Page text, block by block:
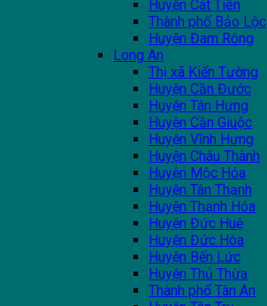
Huyện Cát Tiên
Thành phố Bảo Lộc
Huyện Đam Rông
Long An
Thị xã Kiến Tường
Huyện Cần Đước
Huyện Tân Hưng
Huyện Cần Giuộc
Huyện Vĩnh Hưng
Huyện Châu Thành
Huyện Mộc Hóa
Huyện Tân Thạnh
Huyện Thạnh Hóa
Huyện Đức Huệ
Huyện Đức Hòa
Huyện Bến Lức
Huyện Thủ Thừa
Thành phố Tân An